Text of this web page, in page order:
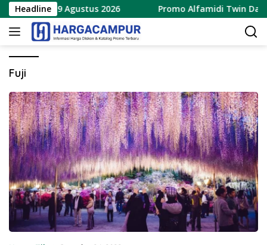
Langsung
ke
konten
Headline8 – 9 Agustus 2026 Promo Alfamidi Twin Date
Fuji